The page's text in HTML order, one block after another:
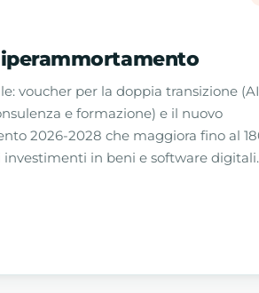
voucher per la doppia transizione
e formazione) e il nuovo
2026-2028 che maggiora fino al
in beni e software digitali.